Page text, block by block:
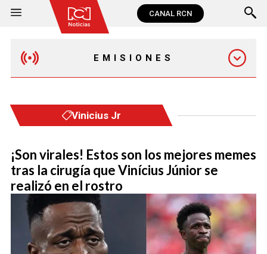
CANAL RCN
EMISIONES
EMISIÓN 7:00 PM
EMISIÓN 11:30 PM
Vinicius Jr
¡Son virales! Estos son los mejores memes
tras la cirugía que Vinícius Júnior se
realizó en el rostro